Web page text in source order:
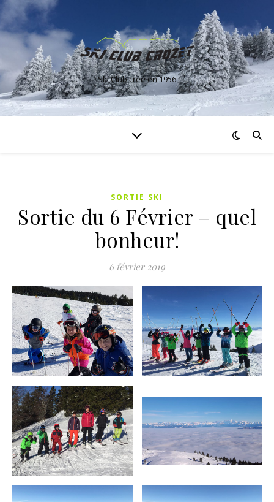
Ski Club créé en 1956
SORTIE SKI
Sortie du 6 Février – quel
bonheur!
6 février 2019